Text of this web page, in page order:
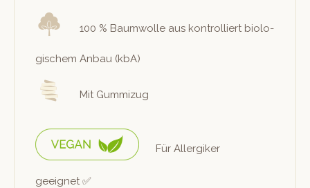
100 % Baum­wolle aus kon­trol­liert biol­o­
gis­chem Anbau (kbA)
Mit Gummizug
Für Allergik­er
geeignet ✅